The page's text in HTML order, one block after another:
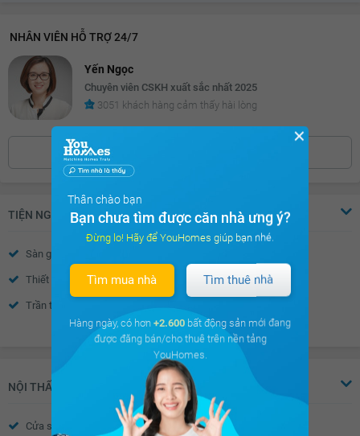
NHÂN VIÊN HỖ TRỢ 24/7
Yến Ngọc
Chuyên viên CSKH xuất sắc nhất 2025
3051 khách hàng cảm thấy hài lòng
TIỆN NGHI
Sàn gỗ
Thiết bị báo cháy Nước nóng
Trần thạch cao
Cửa sổ an toàn Cửa khung nhôm kính
Cửa gỗ công nghiệp
Xem thêm
NỘI THẤT
Cửa sổ Tủ âm tường
✕
Thân chào bạn
Bạn chưa tìm được căn nhà ưng ý?
Đừng lo! Hãy để YouHomes giúp bạn nhé.
Tìm mua nhà Tìm thuê nhà
Hàng ngày, có hơn +2.600 bất động sản mới đang
được đăng bán/cho thuê trên nền tảng
YouHomes.